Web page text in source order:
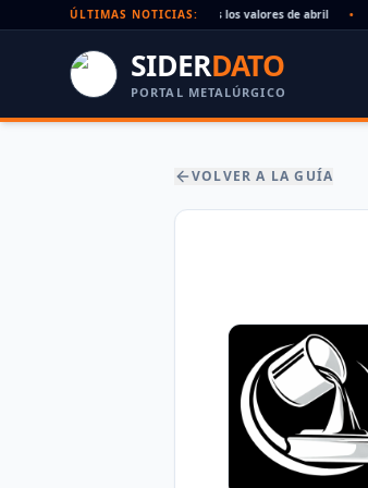
ÚLTIMAS NOTICIAS:
2026: sin acuerdo, siguen vigentes los valores de abril
SIDERDATO
PORTAL METALÚRGICO
VOLVER A LA GUÍA